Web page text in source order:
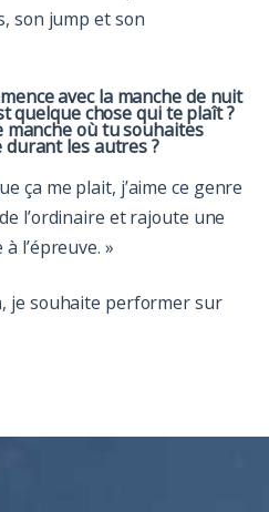
son jump et son
avec la manche de nuit
quelque chose qui te plaît ?
manche où tu souhaites
les autres ?
ça me plait, j’aime ce genre
l’ordinaire et rajoute une
l’épreuve. »
je souhaite performer sur